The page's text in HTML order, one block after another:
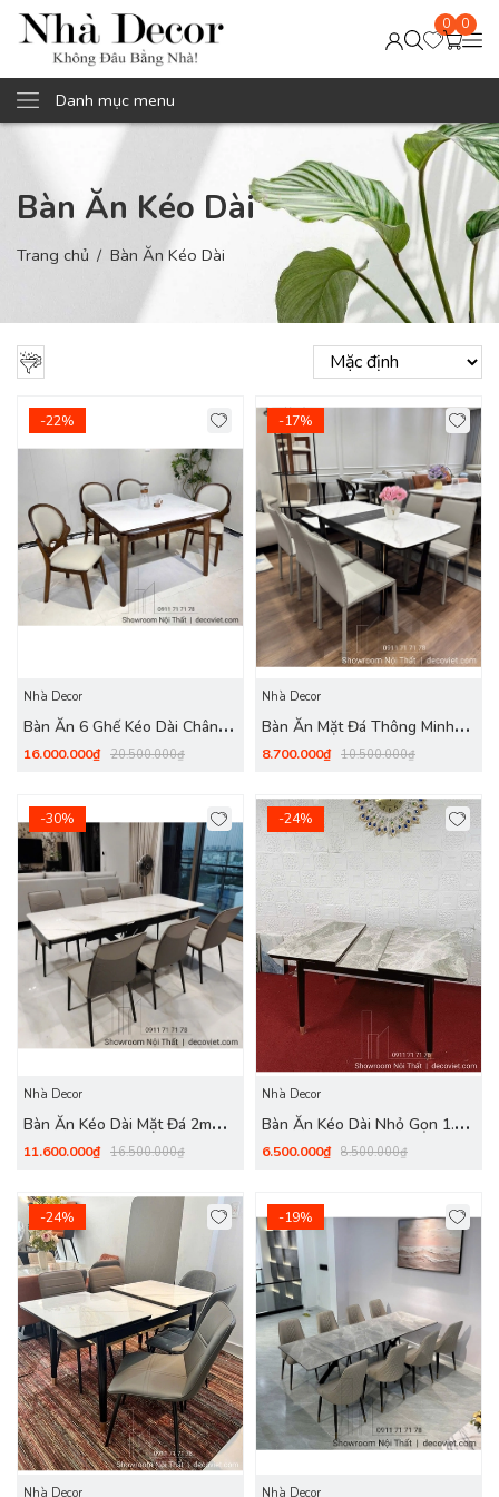
0 0
Danh mục menu
Bàn Ăn Kéo Dài
Trang chủ Bàn Ăn Kéo Dài
-22%
Nhà Decor
Bàn Ăn 6 Ghế Kéo Dài Chân
Gỗ 2779S
16.000.000₫ 20.500.000₫
-17%
Nhà Decor
Bàn Ăn Mặt Đá Thông Minh
2819S
8.700.000₫ 10.500.000₫
-30%
Nhà Decor
Bàn Ăn Kéo Dài Mặt Đá 2m
2721S
11.600.000₫ 16.500.000₫
-24%
Nhà Decor
Bàn Ăn Kéo Dài Nhỏ Gọn 1.4m
2720S
6.500.000₫ 8.500.000₫
-24%
Nhà Decor
-19%
Nhà Decor